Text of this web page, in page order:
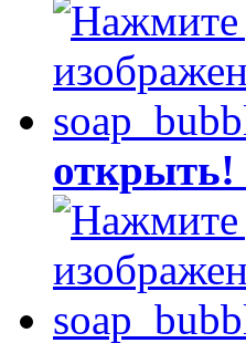
открыть!